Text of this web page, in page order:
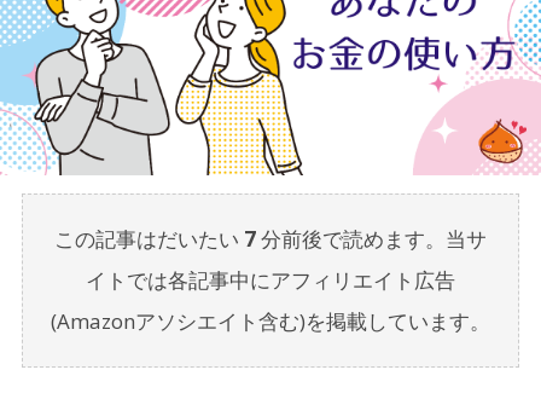
この記事はだいたい 7分前後で読めます。当サ
イトでは各記事中にアフィリエイト広告
(Amazonアソシエイト含む)を掲載しています。